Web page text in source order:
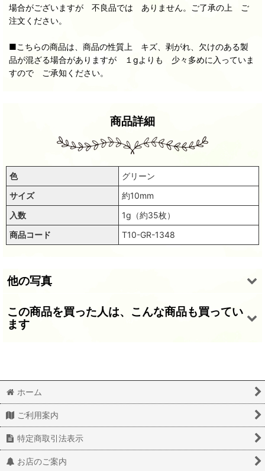
場合がございますが 不良品では ありません。ご了承の上 ご
注文ください。
■こちらの商品は、商品の性質上 キズ、剥がれ、欠けのある製
品が混ざる場合がありますが １gよりも 少々多めに入っていま
すので ご承知ください。
商品詳細
色
グリーン
サイズ
約10mm
入数
1g（約35枚）
商品コード
T10-GR-1348
他の写真
..
この商品を買った人は、こんな商品も買ってい
ます
220
ホーム
ご利用案内
特定商取引法表示
お店のご案内